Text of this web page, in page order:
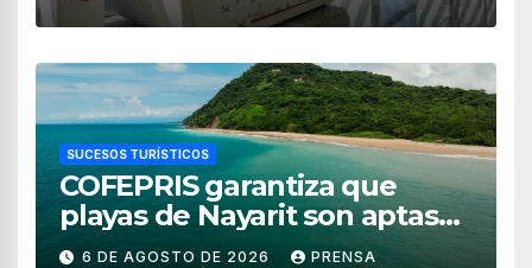
SUCESOS TURÍSTICOS
COFEPRIS garantiza que
playas de Nayarit son aptas
para uso recreativo
6 DE AGOSTO DE 2026 PRENSA